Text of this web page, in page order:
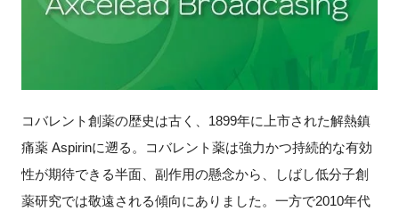
イベント
ニュース・掲示板
LINK-Jを知る
コバレント創薬の歴史は古く、1899年に上市された解熱鎮
痛薬 Aspirinに遡る。コバレント薬は強力かつ持続的な有効
性が期待できる半面、副作用の懸念から、しばし低分子創
薬研究では敬遠される傾向にありました。一方で2010年代